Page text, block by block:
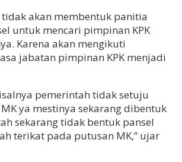
akan membentuk panitia
untuk mencari pimpinan KPK
Karena akan mengikuti
jabatan pimpinan KPK menjadi
pemerintah tidak setuju
ya mestinya sekarang dibentuk
sekarang tidak bentuk pansel
terikat pada putusan MK,” ujar